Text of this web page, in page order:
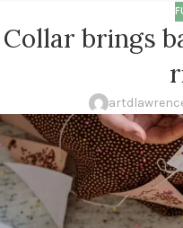
Collar brings